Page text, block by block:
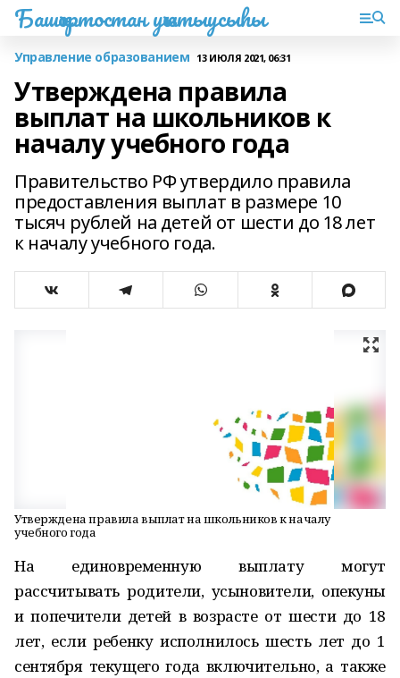
Башҡортостан уҡытыусыһы
Управление образованием 13 ИЮЛЯ 2021, 06:31
Утверждена правила
выплат на школьников к
началу учебного года
Правительство РФ утвердило правила
предоставления выплат в размере 10
тысяч рублей на детей от шести до 18 лет
к началу учебного года.
Утверждена правила выплат на школьников к началу
учебного года
На единовременную выплату могут
рассчитывать родители, усыновители, опекуны
и попечители детей в возрасте от шести до 18
лет, если ребенку исполнилось шесть лет до 1
сентября текущего года включительно, а также